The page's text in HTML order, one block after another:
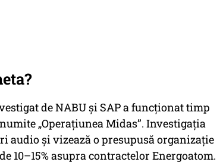
de NABU şi SAP a funcționat timp
„Operațiunea Midas”. Investigaţia
audio şi vizează o presupusă organizație
10–15% asupra contractelor Energoatom.